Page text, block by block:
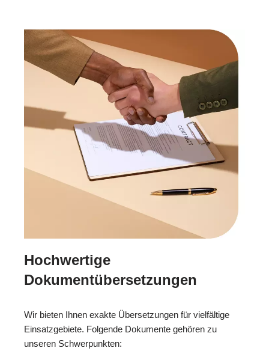
Hochwertige
Dokumentübersetzungen
Wir bieten Ihnen exakte Übersetzungen für vielfältige
Einsatzgebiete. Folgende Dokumente gehören zu
unseren Schwerpunkten: